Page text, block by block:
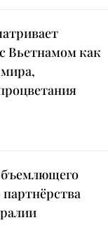
Вьетнамом как
партнёрства